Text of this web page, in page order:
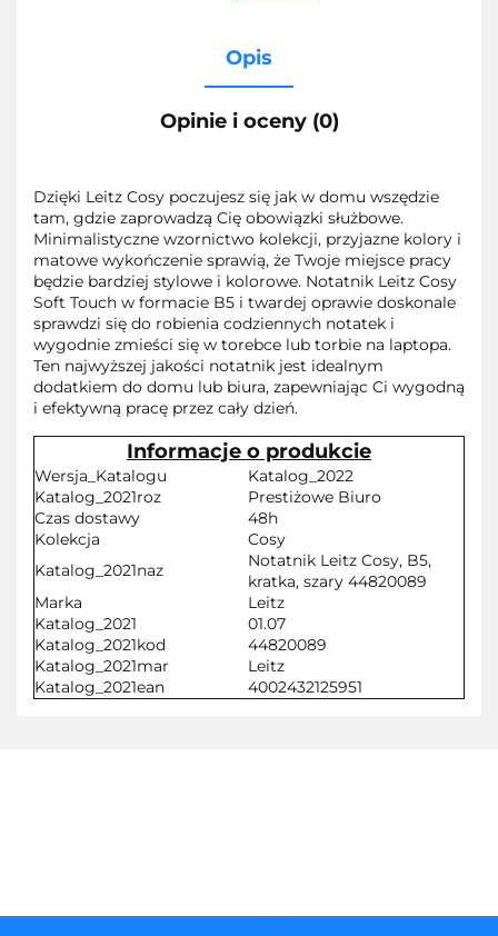
Opis
Opinie i oceny (0)
Dzięki Leitz Cosy poczujesz się jak w domu wszędzie
tam, gdzie zaprowadzą Cię obowiązki służbowe.
Minimalistyczne wzornictwo kolekcji, przyjazne kolory i
matowe wykończenie sprawią, że Twoje miejsce pracy
będzie bardziej stylowe i kolorowe. Notatnik Leitz Cosy
Soft Touch w formacie B5 i twardej oprawie doskonale
sprawdzi się do robienia codziennych notatek i
wygodnie zmieści się w torebce lub torbie na laptopa.
Ten najwyższej jakości notatnik jest idealnym
dodatkiem do domu lub biura, zapewniając Ci wygodną
i efektywną pracę przez cały dzień.
Informacje o produkcie
Wersja_Katalogu
Katalog_2022
Katalog_2021roz
Prestiżowe Biuro
Czas dostawy
48h
Kolekcja
Cosy
Katalog_2021naz
Notatnik Leitz Cosy, B5,
kratka, szary 44820089
Marka
Leitz
Katalog_2021
01.07
Katalog_2021kod
44820089
Katalog_2021mar
Leitz
Katalog_2021ean
4002432125951